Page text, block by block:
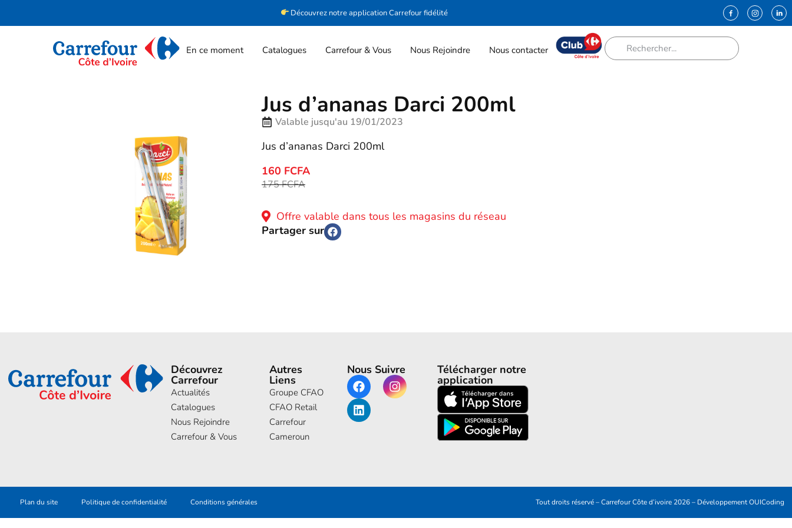
Découvrez notre application Carrefour fidélité
En ce moment Catalogues Carrefour & Vous Nous Rejoindre Nous contacter
Jus d’ananas Darci 200ml
Valable jusqu'au 19/01/2023
Jus d’ananas Darci 200ml
160 FCFA
175 FCFA
Offre valable dans tous les magasins du réseau
Partager sur
Découvrez
Carrefour
Actualités
Catalogues
Nous Rejoindre
Carrefour & Vous
Autres
Liens
Groupe CFAO
CFAO Retail
Carrefour
Cameroun
Nous Suivre Télécharger notre
application
Plan du site Politique de confidentialité Conditions générales Tout droits réservé – Carrefour Côte d’ivoire 2026 – DéveloppementOUICoding